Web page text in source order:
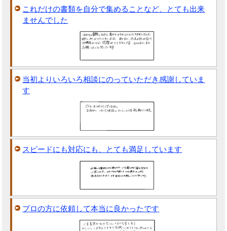
これだけの書類を自分で集めることなど、とても出来
ませんでした
当初よりいろいろ相談にのっていただき感謝していま
す
スピードにも対応にも、とても満足しています
プロの方に依頼して本当に良かったです